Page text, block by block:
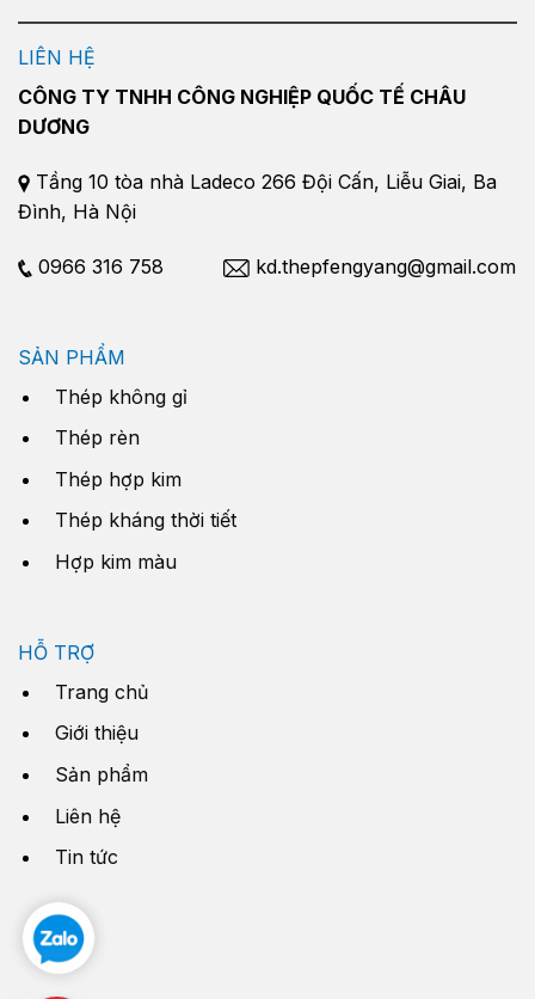
LIÊN HỆ
CÔNG TY TNHH CÔNG NGHIỆP QUỐC TẾ CHÂU
DƯƠNG
Tầng 10 tòa nhà Ladeco 266 Đội Cấn, Liễu Giai, Ba
Đình, Hà Nội
0966 316 758 kd.thepfengyang@gmail.com
SẢN PHẨM
Thép không gỉ
Thép rèn
Thép hợp kim
Thép kháng thời tiết
Hợp kim màu
HỖ TRỢ
Trang chủ
Giới thiệu
Sản phẩm
Liên hệ
Tin tức